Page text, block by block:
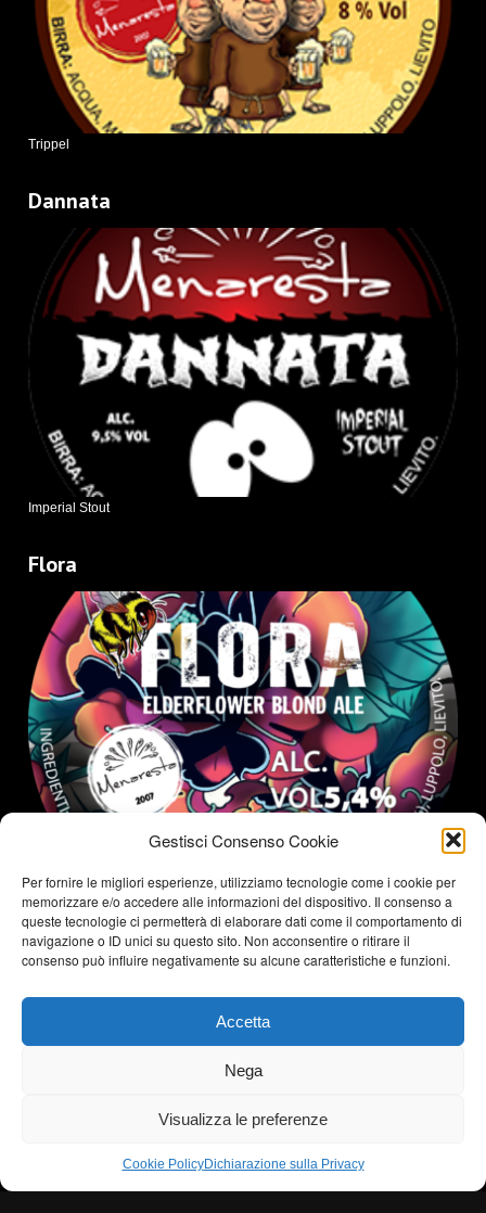
Gestisci Consenso Cookie
Per fornire le migliori esperienze, utilizziamo tecnologie come i cookie per
memorizzare e/o accedere alle informazioni del dispositivo. Il consenso a
queste tecnologie ci permetterà di elaborare dati come il comportamento di
navigazione o ID unici su questo sito. Non acconsentire o ritirare il
consenso può influire negativamente su alcune caratteristiche e funzioni.
Accetta
Nega
Visualizza le preferenze
Cookie PolicyDichiarazione sulla Privacy
Trippel
Dannata
Imperial Stout
Flora
← Older entries